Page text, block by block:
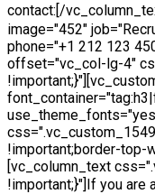
contact:[/
image="452"
phone="+1 212 123
offset="vc_col-lg-4"
!important;border-top-
[vc_column_text
!important;}"]If you are